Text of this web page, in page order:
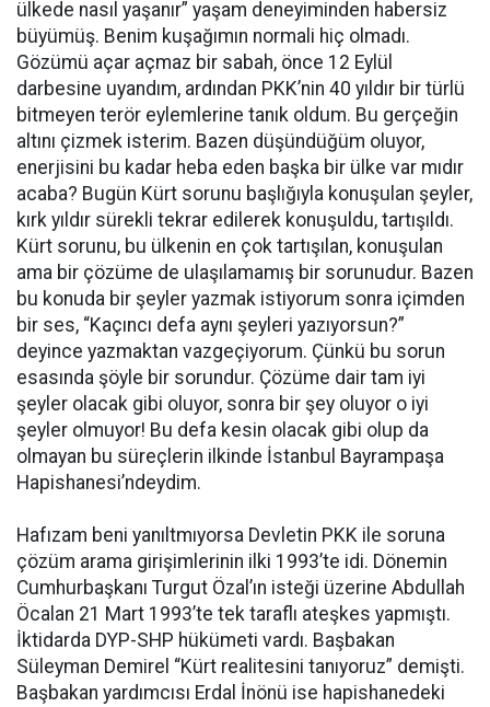
ülkede nasıl yaşanır” yaşam deneyiminden habersiz
büyümüş. Benim kuşağımın normali hiç olmadı.
Gözümü açar açmaz bir sabah, önce 12 Eylül
darbesine uyandım, ardından PKK’nin 40 yıldır bir türlü
bitmeyen terör eylemlerine tanık oldum. Bu gerçeğin
altını çizmek isterim. Bazen düşündüğüm oluyor,
enerjisini bu kadar heba eden başka bir ülke var mıdır
acaba? Bugün Kürt sorunu başlığıyla konuşulan şeyler,
kırk yıldır sürekli tekrar edilerek konuşuldu, tartışıldı.
Kürt sorunu, bu ülkenin en çok tartışılan, konuşulan
ama bir çözüme de ulaşılamamış bir sorunudur. Bazen
bu konuda bir şeyler yazmak istiyorum sonra içimden
bir ses, “Kaçıncı defa aynı şeyleri yazıyorsun?”
deyince yazmaktan vazgeçiyorum. Çünkü bu sorun
esasında şöyle bir sorundur. Çözüme dair tam iyi
şeyler olacak gibi oluyor, sonra bir şey oluyor o iyi
şeyler olmuyor! Bu defa kesin olacak gibi olup da
olmayan bu süreçlerin ilkinde İstanbul Bayrampaşa
Hapishanesi’ndeydim.
Hafızam beni yanıltmıyorsa Devletin PKK ile soruna
çözüm arama girişimlerinin ilki 1993’te idi. Dönemin
Cumhurbaşkanı Turgut Özal’ın isteği üzerine Abdullah
Öcalan 21 Mart 1993’te tek taraflı ateşkes yapmıştı.
İktidarda DYP-SHP hükümeti vardı. Başbakan
Süleyman Demirel “Kürt realitesini tanıyoruz” demişti.
Başbakan yardımcısı Erdal İnönü ise hapishanedeki